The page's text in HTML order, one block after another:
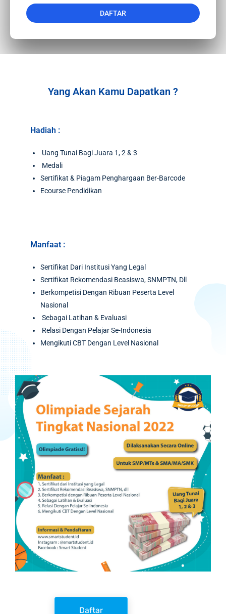
DAFTAR
Yang Akan Kamu Dapatkan ?
Hadiah :
Uang Tunai Bagi Juara 1, 2 & 3
Medali
Sertifikat & Piagam Penghargaan Ber-Barcode
Ecourse Pendidikan
Manfaat :
Sertifikat Dari Institusi Yang Legal
Sertifikat Rekomendasi Beasiswa, SNMPTN, Dll
Berkompetisi Dengan Ribuan Peserta Level
Nasional
Sebagai Latihan & Evaluasi
Relasi Dengan Pelajar Se-Indonesia
Mengikuti CBT Dengan Level Nasional
Daftar